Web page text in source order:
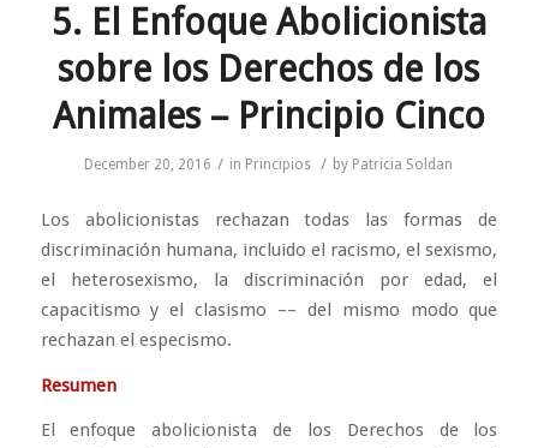
5. El Enfoque Abolicionista
sobre los Derechos de los
Animales – Principio Cinco
December 20, 2016 / in Principios / by Patricia Soldan
Los abolicionistas rechazan todas las formas de
discriminación humana, incluido el racismo, el sexismo,
el heterosexismo, la discriminación por edad, el
capacitismo y el clasismo –– del mismo modo que
rechazan el especismo.
Resumen
El enfoque abolicionista de los Derechos de los